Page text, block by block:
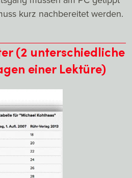
kurz nachbereitet werden.
(2 unterschiedliche
einer Lektüre)